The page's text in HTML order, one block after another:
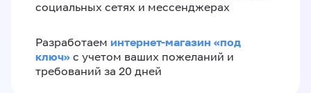
социальных сетях и мессенджерах
Разработаем интернет-магазин «‎под
ключ»‎ с учетом ваших пожеланий и
требований за 20 дней